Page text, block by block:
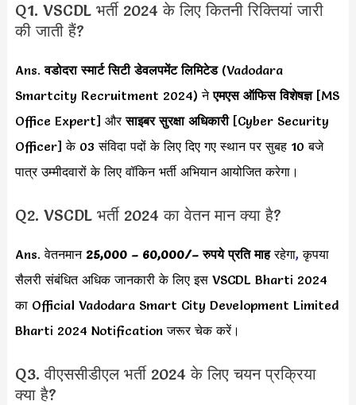
Q1. VSCDL भर्ती 2024 के लिए कितनी रिक्तियां जारी
की जाती हैं?
Ans.वडोदरा स्मार्ट सिटी डेवलपमेंट लिमिटेड (Vadodara
Smartcity Recruitment 2024) नेएमएस ऑफिस विशेषज्ञ[MS
Office Expert] औरसाइबर सुरक्षा अधिकारी[Cyber Security
Officer] के 03 संविदा पदों के लिए दिए गए स्थान पर सुबह 10 बजे
पात्र उम्मीदवारों के लिए वॉकिन भर्ती अभियान आयोजित करेगा।
Q2. VSCDL भर्ती 2024 का वेतन मान क्या है?
Ans. वेतनमान 25,000 – 60,000/– रुपये प्रति माहरहेगा, कृपया
सैलरी संबंधित अधिक जानकारी के लिए इस VSCDL Bharti 2024
का Official Vadodara Smart City Development Limited
Bharti 2024 Notification जरूर चेक करें।
Q3. वीएससीडीएल भर्ती 2024 के लिए चयन प्रक्रिया
क्या है?